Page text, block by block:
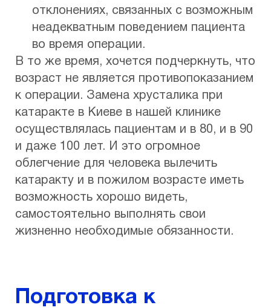
отклонениях, связанных с возможным
неадекватным поведением пациента
во время операции.
В то же время, хочется подчеркнуть, что
возраст не является противопоказанием
к операции. Замена хрусталика при
катаракте в Киеве в нашей клинике
осуществлялась пациентам и в 80, и в 90
и даже 100 лет. И это огромное
облегчение для человека вылечить
катаракту и в пожилом возрасте иметь
возможность хорошо видеть,
самостоятельно выполнять свои
жизненно необходимые обязанности.
Подготовка к